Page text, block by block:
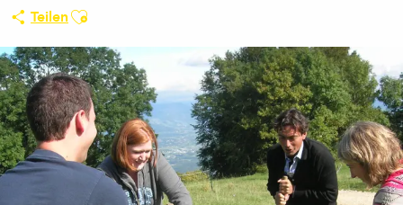
TeilenAjouter aux favoris